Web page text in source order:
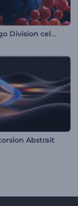
Révélation de logo Division cellulaire
Abstrait